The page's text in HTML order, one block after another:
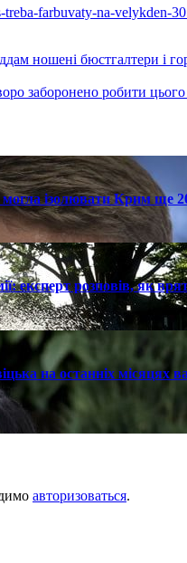
farbuvaty-na-velykden-
ношені бюстгалтери і
заборонено робити
ізолювати Крим ще
експерт розповів, як
на останніх місяцях
авторизоваться.